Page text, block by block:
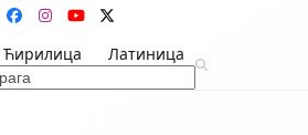
Facebook
Instagram
YouTubeTwitter
Ћирилица
Латиница